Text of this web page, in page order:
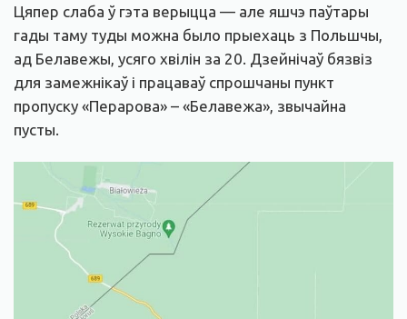
Цяпер слаба ў гэта верыцца — але яшчэ паўтары
гады таму туды можна было прыехаць з Польшчы,
ад Белавежы, усяго хвілін за 20. Дзейнічаў бязвіз
для замежнікаў і працаваў спрошчаны пункт
пропуску «Перарова» – «Белавежа», звычайна
пусты.